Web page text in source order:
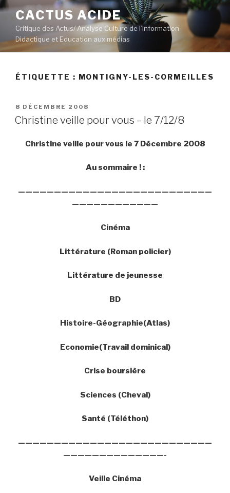
Aller
contenu
principal
CACTUS ACIDE
Critique des Actus/ Analyse Culture de l’Information
Didactique et Education aux médias
ÉTIQUETTE : MONTIGNY-LES-CORMEILLES
PUBLIÉ
LE
8 DÉCEMBRE 2008
Christine veille pour vous – le 7/12/8
Christine veille pour vous le 7 Décembre 2008
Au sommaire ! :
———————————————————————————
————————————
Cinéma
Littérature (Roman policier)
Littérature de jeunesse
BD
Histoire-Géographie(Atlas)
Economie(Travail dominical)
Crise boursière
Sciences (Cheval)
Santé (Téléthon)
———————————————————————————
——————————————-
Veille Cinéma